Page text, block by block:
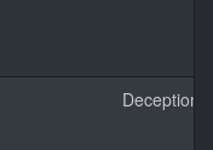
Deception